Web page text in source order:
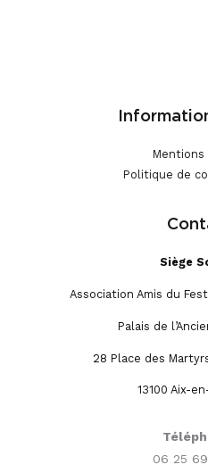
Mentions
Politique de
Siège
Association Amis du
Palais de
28 Place des
13100 Aix-
06 25